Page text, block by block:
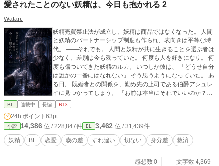
愛されたことのない妖精は、今日も抱かれる 2
Wataru
妖精売買禁止法が成立し、妖精は商品ではなくなった。 人間
と妖精のパートナーシップ制度も作られ、表向きは平等な時
代。 ――それでも。 人間と妖精が共に生きることを選ぶ者は
少なく、差別は今も残っていた。 何度も人を好きになり。 何
度も傷ついてきた妖精のルカ。 いつしか彼は、 「どうせ自分
は誰かの一番にはなれない」 そう思うようになっていた。 あ
る日。 既婚者との関係を、勤め先の上司である伯爵アシュレ
イに見つかってしまう。 「お前は本当にそれでいいのか？」
冷たいはずのその言葉が、なぜか胸に残る。 愛されることを
されない」と思い込んだ妖精が、 もう一度、自分を大切にし
てもいいと知るまでの物語。
BL 連載中 長編 R18
24h.ポイント 63pt
小説 14,386 位 / 228,847件 BL 3,462 位 / 31,439件
妖精 BL 恋愛 歳の差 すれ違い 切ない 身分差 救済
感想数 0
文字数 4,369